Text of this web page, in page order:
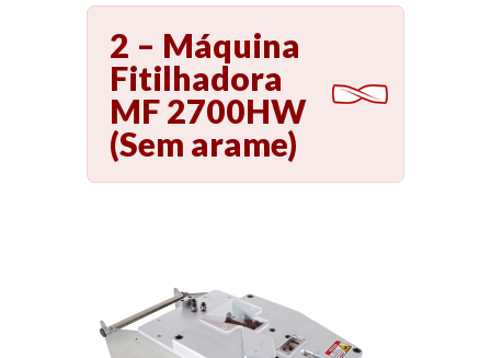
2 – Máquina
Fitilhadora
MF 2700HW
(Sem arame)